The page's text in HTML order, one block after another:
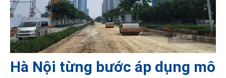
Hà Nội từng bước áp dụng mô